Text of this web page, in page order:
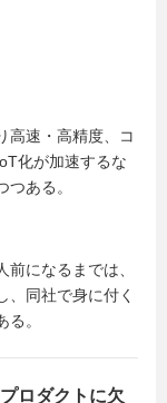
高速・高精度、コ
化が加速するな
ある。
になるまでは、
、同社で身に付く
。
ロダクトに欠